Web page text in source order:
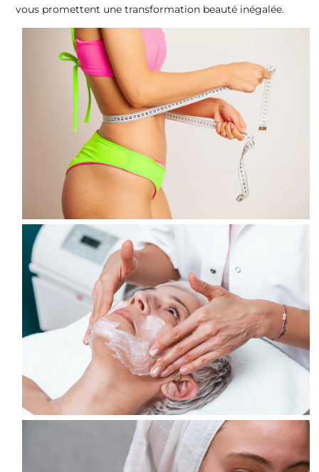
vous promettent une transformation beauté inégalée.